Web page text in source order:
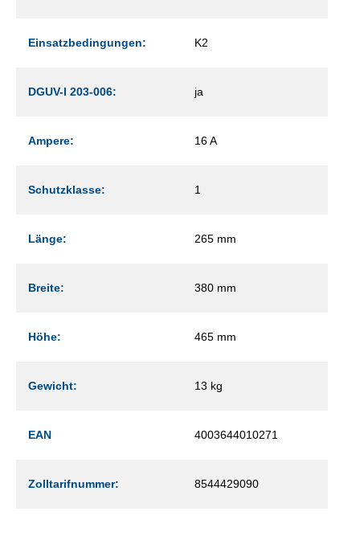
Einsatzbedingungen: K2
DGUV-I 203-006: ja
Ampere: 16 A
Schutzklasse: 1
Länge: 265 mm
Breite: 380 mm
Höhe: 465 mm
Gewicht: 13 kg
EAN 4003644010271
Zolltarifnummer: 8544429090